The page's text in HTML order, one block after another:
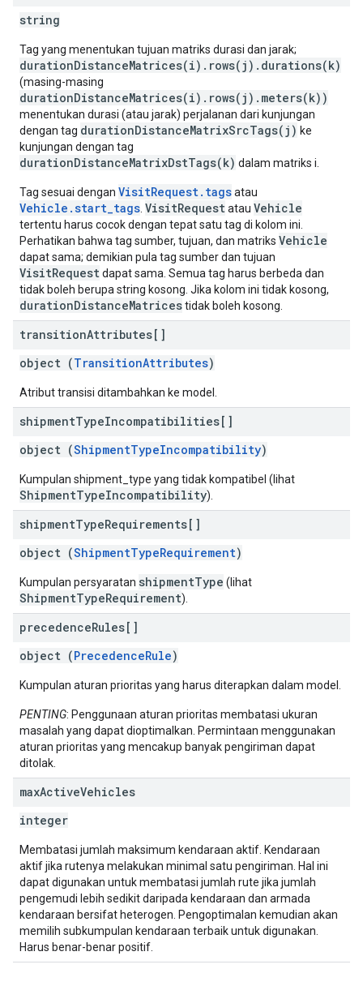
string
Tag yang menentukan tujuan matriks durasi dan jarak;
durationDistanceMatrices(i).rows(j).durations(k)
(masing-masing
durationDistanceMatrices(i).rows(j).meters(k))
menentukan durasi (atau jarak) perjalanan dari kunjungan
dengan tag durationDistanceMatrixSrcTags(j) ke
kunjungan dengan tag
durationDistanceMatrixDstTags(k) dalam matriks i.
Tag sesuai dengan VisitRequest.tagsatau
Vehicle.start_tags VisitRequestatau Vehicle
tertentu harus cocok dengan tepat satu tag di kolom ini.
Perhatikan bahwa tag sumber, tujuan, dan matriks Vehicle
dapat sama; demikian pula tag sumber dan tujuan
VisitRequestdapat sama. Semua tag harus berbeda dan
tidak boleh berupa string kosong. Jika kolom ini tidak kosong,
durationDistanceMatricestidak boleh kosong.
transitionAttributes[]
object (TransitionAttributes)
Atribut transisi ditambahkan ke model.
shipmentTypeIncompatibilities[]
object (ShipmentTypeIncompatibility)
Kumpulan shipment_type yang tidak kompatibel (lihat
ShipmentTypeIncompatibility).
shipmentTypeRequirements[]
object (ShipmentTypeRequirement)
Kumpulan persyaratan shipmentType (lihat
ShipmentTypeRequirement).
precedenceRules[]
object (PrecedenceRule)
Kumpulan aturan prioritas yang harus diterapkan dalam model.
PENTING: Penggunaan aturan prioritas membatasi ukuran
masalah yang dapat dioptimalkan. Permintaan menggunakan
aturan prioritas yang mencakup banyak pengiriman dapat
ditolak.
maxActiveVehicles
integer
Membatasi jumlah maksimum kendaraan aktif. Kendaraan
aktif jika rutenya melakukan minimal satu pengiriman. Hal ini
dapat digunakan untuk membatasi jumlah rute jika jumlah
pengemudi lebih sedikit daripada kendaraan dan armada
kendaraan bersifat heterogen. Pengoptimalan kemudian akan
memilih subkumpulan kendaraan terbaik untuk digunakan.
Harus benar-benar positif.